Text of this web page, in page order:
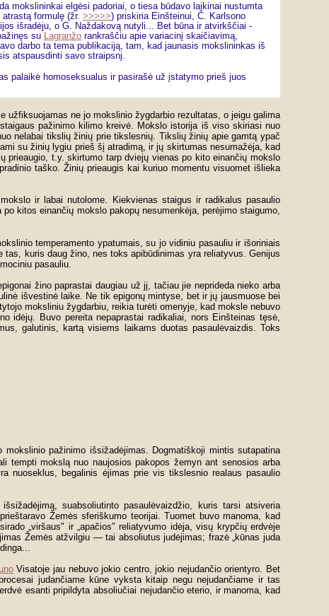
mokslininkai elgėsi padoriai, o tiesa būdavo laikinai nustumta
atrastą formulę (žr. >>>>>) priskiria Einšteinui, Č. Karlsono
išradėju, o G. Naždakovą nutyli... Bet būna ir atvirkščiai -
su Lagranžo rankraščiu apie variacinį skaičiavimą,
darbo ta tema publikaciją, tam, kad jaunasis mokslininkas iš
atspausdinti savo straipsnį.
palaikė homoseksualus ir pasirašė už įstatymo prieš juos
užfiksuojamas ne jo mokslinio žygdarbio rezultatas, o jeigu galima
pažinimo kilimo kreivė. Mokslo istorija iš viso skiriasi nuo
nelabai tikslių žinių prie tikslesnių. Tikslių žinių apie gamtą ypač
su žinių lygiu prieš šį atradimą, ir jų skirtumas nesumažėja, kad
t.y. skirtumo tarp dviejų vienas po kito einančių mokslo
taško. Žinių prieaugis kai kuriuo momentu visuomet išlieka
ir labai nutolome. Kiekvienas staigus ir radikalus pasaulio
kitos einančių mokslo pakopų nesumenkėja, perėjimo staigumo,
temperamento ypatumais, su jo vidiniu pasauliu ir išoriniais
kuris daug žino, nes toks apibūdinimas yra reliatyvus. Genijus
pasauliu.
žino paprastai daugiau už jį, tačiau jie neprideda nieko arba
išvestinė laike. Ne tik epigonų mintyse, bet ir jų jausmuose bei
moksliniu žygdarbiu, reikia turėti omenyje, kad moksle nebuvo
idėjų. Buvo pereita nepaprastai radikaliai, nors Einšteinas tęsė,
galutinis, kartą visiems laikams duotas pasaulėvaizdis. Toks
pažinimo išsižadėjimas. Dogmatiškoji mintis sutapatina
tempti mokslą nuo naujosios pakopos žemyn ant senosios arba
nuoseklus, begalinis ėjimas prie vis tikslesnio realaus pasaulio
suabsoliutinto pasaulėvaizdžio, kuris tarsi atsiveria
Žemės sferiškumo teorijai. Tuomet buvo manoma, kad
„viršaus" ir „apačios" reliatyvumo idėja, visų krypčių erdvėje
Žemės atžvilgiu — tai absoliutus judėjimas; frazė „kūnas juda
Visatoje jau nebuvo jokio centro, jokio nejudančio orientyro. Bet
judančiame kūne vyksta kitaip negu nejudančiame ir tas
esanti pripildyta absoliučiai nejudančio eterio, ir manoma, kad